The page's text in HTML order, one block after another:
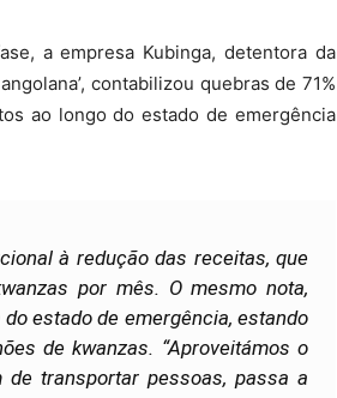
a empresa Kubinga, detentora da
contabilizou quebras de 71%
ao longo do estado de emergência
à redução das receitas, que
por mês. O mesmo nota,
estado de emergência, estando
de kwanzas. “Aproveitámos o
transportar pessoas, passa a